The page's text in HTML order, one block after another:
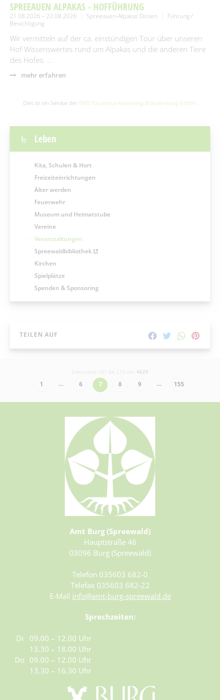
SPREEAUEN ALPAKAS - HOFFÜHRUNG
21.08.2026 – 22.08.2026 Spreeauen-Alpakas Dissen
Führung /
Besichtigung
Wir vermitteln auf der ca. einstündigen Tour über unseren
Hof Wissenswertes rund um Alpakas und die anderen Tiere
des Hofes. …
mehr erfahren
Dies ist ein Service der TMB Tourismus-Marketing Brandenburg GmbH.
Leben
Kita, Schulen & Hort
Freizeiteinrichtungen
Älter werden
Feuerwehr
Museum und Heimatstube
Vereine
Veranstaltungen
Spreewaldbibliothek
Kirchen
Spielplätze
Spenden & Sponsoring
TEILEN AUF
Datensätze 181 bis 210 von 4629
1 … 6 7 8 9 … 155
Amt Burg (Spreewald)
Hauptstraße 46
03096 Burg (Spreewald)
Telefon 035603 682-0
Telefax 035603 682-22
E-Mail info@amt-burg-spreewald.de
Sprechzeiten:
Di
09.00 – 12.00 Uhr
13.30 – 18.00 Uhr
Do 09.00 – 12.00 Uhr
13.30 – 16.30 Uhr